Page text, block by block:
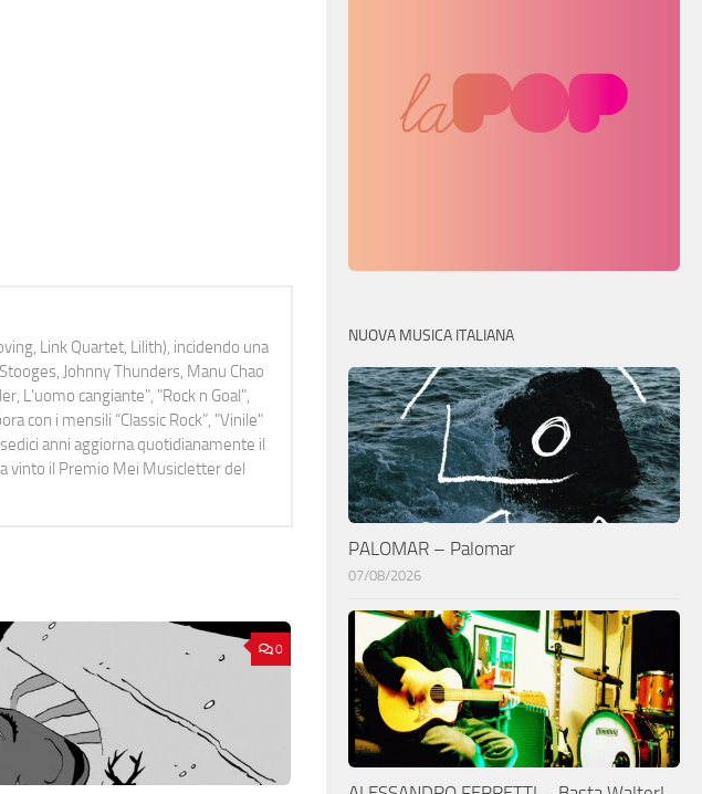
Link Quartet, Lilith), incidendo una
Johnny Thunders, Manu Chao
L’uomo cangiante", "Rock n Goal",
con i mensili “Classic Rock”, "Vinile"
anni aggiorna quotidianamente il
vinto il Premio Mei Musicletter del
0
NUOVA MUSICA ITALIANA
PALOMAR – Palomar
07/08/2026